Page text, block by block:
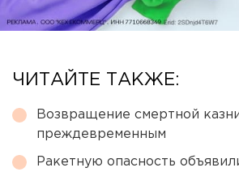
ЧИТАЙТЕ ТАКЖЕ:
Возвращение смертной
преждевременным
Ракетную опасность